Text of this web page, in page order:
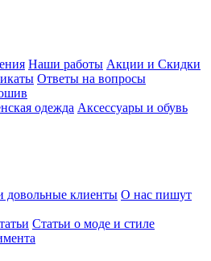
Наши работы Акции и Скидки
Ответы на вопросы
одежда Аксессуары и обувь
довольные клиенты О нас пишут
Статьи о моде и стиле